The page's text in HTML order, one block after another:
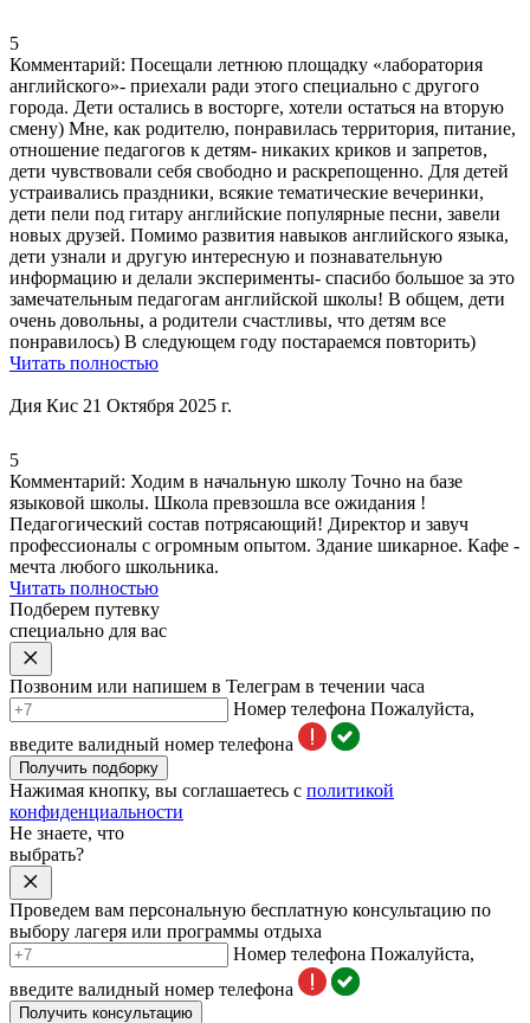
5
Комментарий: Посещали летнюю площадку «лаборатория
английского»- приехали ради этого специально с другого
города. Дети остались в восторге, хотели остаться на вторую
смену) Мне, как родителю, понравилась территория, питание,
отношение педагогов к детям- никаких криков и запретов,
дети чувствовали себя свободно и раскрепощенно. Для детей
устраивались праздники, всякие тематические вечеринки,
дети пели под гитару английские популярные песни, завели
новых друзей. Помимо развития навыков английского языка,
дети узнали и другую интересную и познавательную
информацию и делали эксперименты- спасибо большое за это
замечательным педагогам английской школы! В общем, дети
очень довольны, а родители счастливы, что детям все
понравилось) В следующем году постараемся повторить)
Читать полностью
Дия Кис 21 Октября 2025 г.
5
Комментарий: Ходим в начальную школу Точно на базе
языковой школы. Школа превзошла все ожидания !
Педагогический состав потрясающий! Директор и завуч
профессионалы с огромным опытом. Здание шикарное. Кафе -
мечта любого школьника.
Читать полностью
Подберем путевку
специально для вас
Позвоним или напишем в Телеграм в течении часа
Номер телефона Пожалуйста,
введите валидный номер телефона
Получить подборку
Нажимая кнопку, вы соглашаетесь с политикой
конфиденциальности
Не знаете, что
выбрать?
Проведем вам персональную бесплатную консультацию по
выбору лагеря или программы отдыха
Номер телефона Пожалуйста,
введите валидный номер телефона
Получить консультацию